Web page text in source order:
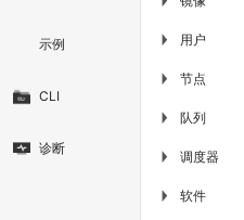
示例
CLI
诊断
▶ 用户
▶ 节点
▶ 队列
▶ 调度器
▶ 软件